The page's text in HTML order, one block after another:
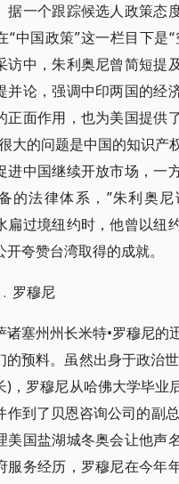
据一个跟踪候选人政策态
“中国政策”这一栏目下是
访中，朱利奥尼曾简短提
并论，强调中印两国的经
正面作用，也为美国提供
大的问题是中国的知识产
进中国继续开放市场，一
的法律体系，”朱利奥尼
扁过境纽约时，他曾以纽
夸赞台湾取得的成就。
罗穆尼
诸塞州州长米特•罗穆尼的
的预料。虽然出身于政治
)，罗穆尼从哈佛大学毕业
作到了贝恩咨询公司的副
美国盐湖城冬奥会让他声
服务经历，罗穆尼在今年